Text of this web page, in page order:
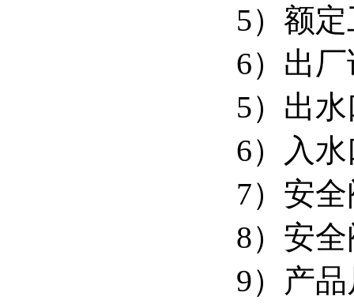
5）额
6）出
5）出
6）入
7）安
8）安
9）产品